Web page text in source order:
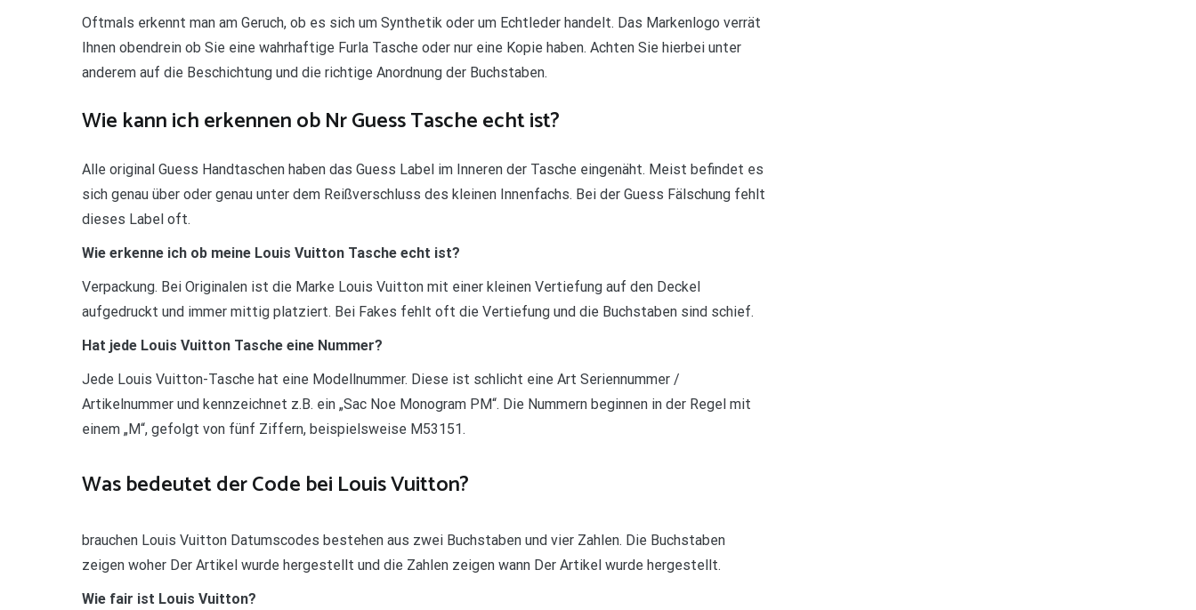
Oftmals erkennt man am Geruch, ob es sich um Synthetik oder um Echtleder handelt. Das Markenlogo verrät
Ihnen obendrein ob Sie eine wahrhaftige Furla Tasche oder nur eine Kopie haben. Achten Sie hierbei unter
anderem auf die Beschichtung und die richtige Anordnung der Buchstaben.
Wie kann ich erkennen ob Nr Guess Tasche echt ist?
Alle original Guess Handtaschen haben das Guess Label im Inneren der Tasche eingenäht. Meist befindet es
sich genau über oder genau unter dem Reißverschluss des kleinen Innenfachs. Bei der Guess Fälschung fehlt
dieses Label oft.
Wie erkenne ich ob meine Louis Vuitton Tasche echt ist?
Verpackung. Bei Originalen ist die Marke Louis Vuitton mit einer kleinen Vertiefung auf den Deckel
aufgedruckt und immer mittig platziert. Bei Fakes fehlt oft die Vertiefung und die Buchstaben sind schief.
Hat jede Louis Vuitton Tasche eine Nummer?
Jede Louis Vuitton-Tasche hat eine Modellnummer. Diese ist schlicht eine Art Seriennummer /
Artikelnummer und kennzeichnet z.B. ein „Sac Noe Monogram PM“. Die Nummern beginnen in der Regel mit
einem „M“, gefolgt von fünf Ziffern, beispielsweise M53151.
Was bedeutet der Code bei Louis Vuitton?
brauchen Louis Vuitton Datumscodes bestehen aus zwei Buchstaben und vier Zahlen. Die Buchstaben
zeigen woher Der Artikel wurde hergestellt und die Zahlen zeigen wann Der Artikel wurde hergestellt.
Wie fair ist Louis Vuitton?